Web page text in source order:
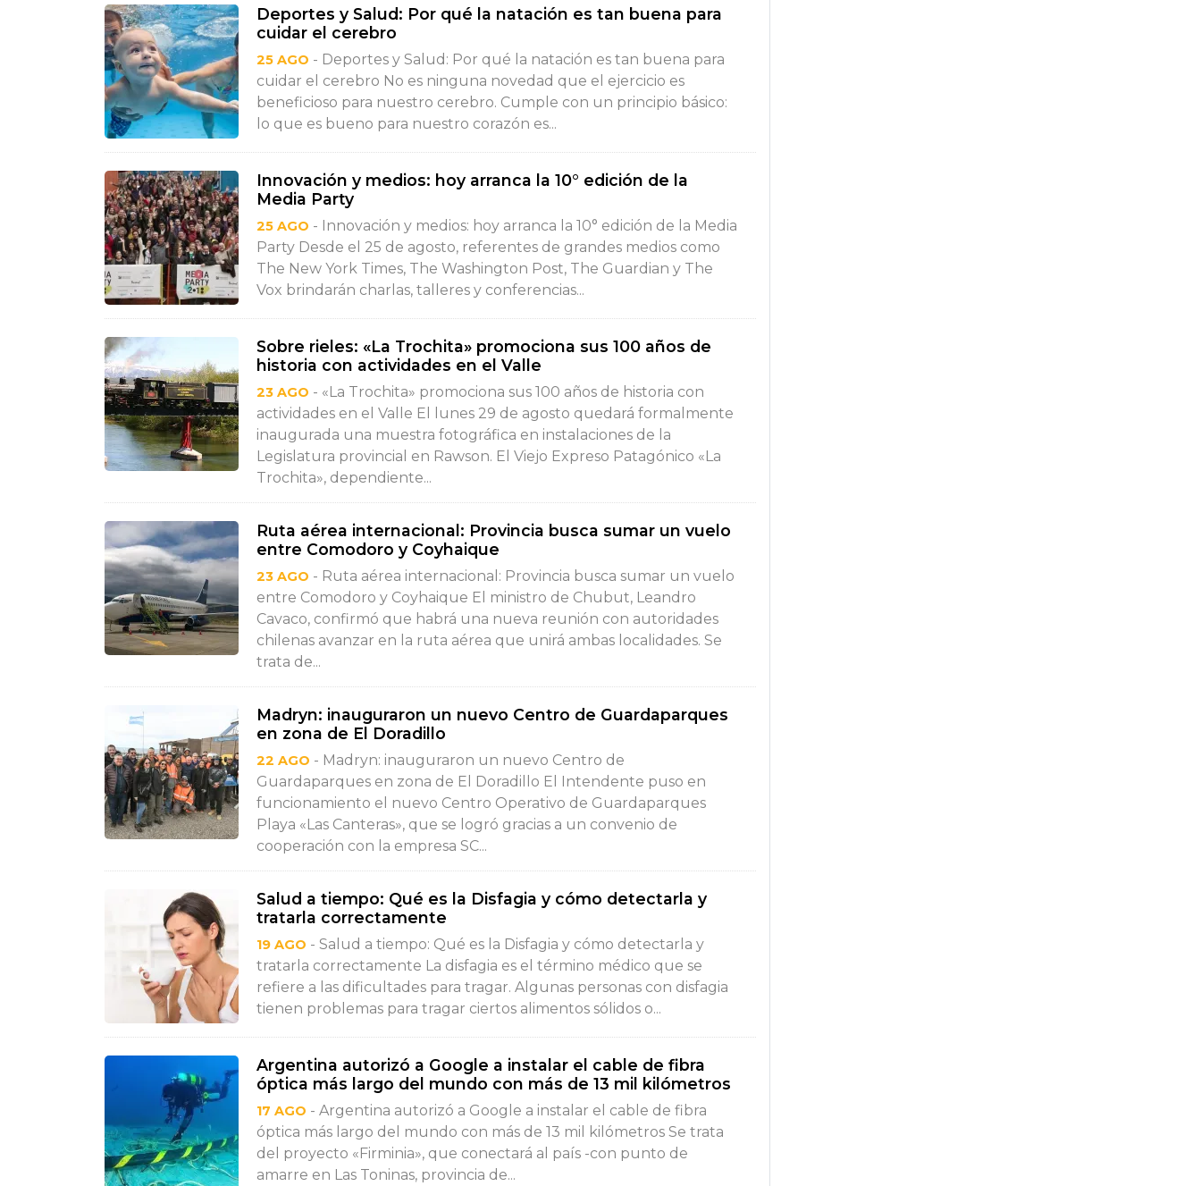
Deportes y Salud: Por qué la natación es tan buena para
cuidar el cerebro
25 AGO - Deportes y Salud: Por qué la natación es tan buena para
cuidar el cerebro No es ninguna novedad que el ejercicio es
beneficioso para nuestro cerebro. Cumple con un principio básico:
lo que es bueno para nuestro corazón es...
Innovación y medios: hoy arranca la 10° edición de la
Media Party
25 AGO - Innovación y medios: hoy arranca la 10° edición de la Media
Party Desde el 25 de agosto, referentes de grandes medios como
The New York Times, The Washington Post, The Guardian y The
Vox brindarán charlas, talleres y conferencias...
Sobre rieles: «La Trochita» promociona sus 100 años de
historia con actividades en el Valle
23 AGO - «La Trochita» promociona sus 100 años de historia con
actividades en el Valle El lunes 29 de agosto quedará formalmente
inaugurada una muestra fotográfica en instalaciones de la
Legislatura provincial en Rawson. El Viejo Expreso Patagónico «La
Trochita», dependiente...
Ruta aérea internacional: Provincia busca sumar un vuelo
entre Comodoro y Coyhaique
23 AGO - Ruta aérea internacional: Provincia busca sumar un vuelo
entre Comodoro y Coyhaique El ministro de Chubut, Leandro
Cavaco, confirmó que habrá una nueva reunión con autoridades
chilenas avanzar en la ruta aérea que unirá ambas localidades. Se
trata de...
Madryn: inauguraron un nuevo Centro de Guardaparques
en zona de El Doradillo
22 AGO - Madryn: inauguraron un nuevo Centro de
Guardaparques en zona de El Doradillo El Intendente puso en
funcionamiento el nuevo Centro Operativo de Guardaparques
Playa «Las Canteras», que se logró gracias a un convenio de
cooperación con la empresa SC...
Salud a tiempo: Qué es la Disfagia y cómo detectarla y
tratarla correctamente
19 AGO - Salud a tiempo: Qué es la Disfagia y cómo detectarla y
tratarla correctamente La disfagia es el término médico que se
refiere a las dificultades para tragar. Algunas personas con disfagia
tienen problemas para tragar ciertos alimentos sólidos o...
Argentina autorizó a Google a instalar el cable de fibra
óptica más largo del mundo con más de 13 mil kilómetros
17 AGO - Argentina autorizó a Google a instalar el cable de fibra
óptica más largo del mundo con más de 13 mil kilómetros Se trata
del proyecto «Firminia», que conectará al país -con punto de
amarre en Las Toninas, provincia de...